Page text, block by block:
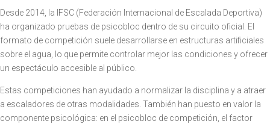
Desde 2014, la IFSC (Federación Internacional de Escalada Deportiva)
ha organizado pruebas de psicobloc dentro de su circuito oficial. El
formato de competición suele desarrollarse en estructuras artificiales
sobre el agua, lo que permite controlar mejor las condiciones y ofrecer
un espectáculo accesible al público.
Estas competiciones han ayudado a normalizar la disciplina y a atraer
a escaladores de otras modalidades. También han puesto en valor la
componente psicológica: en el psicobloc de competición, el factor